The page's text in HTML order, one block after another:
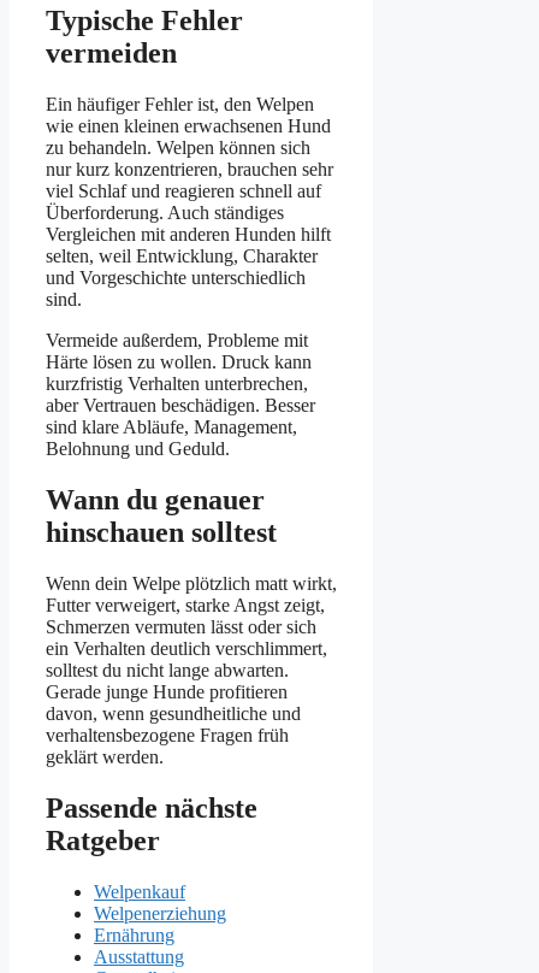
Typische Fehler
vermeiden
Ein häufiger Fehler ist, den Welpen
wie einen kleinen erwachsenen Hund
zu behandeln. Welpen können sich
nur kurz konzentrieren, brauchen sehr
viel Schlaf und reagieren schnell auf
Überforderung. Auch ständiges
Vergleichen mit anderen Hunden hilft
selten, weil Entwicklung, Charakter
und Vorgeschichte unterschiedlich
sind.
Vermeide außerdem, Probleme mit
Härte lösen zu wollen. Druck kann
kurzfristig Verhalten unterbrechen,
aber Vertrauen beschädigen. Besser
sind klare Abläufe, Management,
Belohnung und Geduld.
Wann du genauer
hinschauen solltest
Wenn dein Welpe plötzlich matt wirkt,
Futter verweigert, starke Angst zeigt,
Schmerzen vermuten lässt oder sich
ein Verhalten deutlich verschlimmert,
solltest du nicht lange abwarten.
Gerade junge Hunde profitieren
davon, wenn gesundheitliche und
verhaltensbezogene Fragen früh
geklärt werden.
Passende nächste
Ratgeber
Welpenkauf
Welpenerziehung
Ernährung
Ausstattung